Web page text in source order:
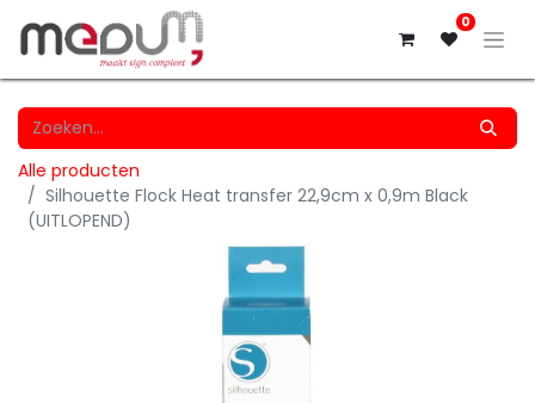
0
Alle producten
Silhouette Flock Heat transfer 22,9cm x 0,9m Black
(UITLOPEND)